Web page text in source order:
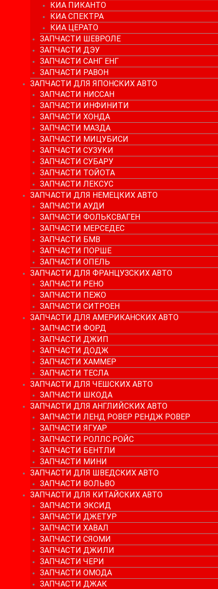
КИА ПИКАНТО
КИА СПЕКТРА
КИА ЦЕРАТО
ЗАПЧАСТИ ШЕВРОЛЕ
ЗАПЧАСТИ ДЭУ
ЗАПЧАСТИ САНГ ЕНГ
ЗАПЧАСТИ РАВОН
ЗАПЧАСТИ ДЛЯ ЯПОНСКИХ АВТО
ЗАПЧАСТИ НИССАН
ЗАПЧАСТИ ИНФИНИТИ
ЗАПЧАСТИ ХОНДА
ЗАПЧАСТИ МАЗДА
ЗАПЧАСТИ МИЦУБИСИ
ЗАПЧАСТИ СУЗУКИ
ЗАПЧАСТИ СУБАРУ
ЗАПЧАСТИ ТОЙОТА
ЗАПЧАСТИ ЛЕКСУС
ЗАПЧАСТИ ДЛЯ НЕМЕЦКИХ АВТО
ЗАПЧАСТИ АУДИ
ЗАПЧАСТИ ФОЛЬКСВАГЕН
ЗАПЧАСТИ МЕРСЕДЕС
ЗАПЧАСТИ БМВ
ЗАПЧАСТИ ПОРШЕ
ЗАПЧАСТИ ОПЕЛЬ
ЗАПЧАСТИ ДЛЯ ФРАНЦУЗСКИХ АВТО
ЗАПЧАСТИ РЕНО
ЗАПЧАСТИ ПЕЖО
ЗАПЧАСТИ СИТРОЕН
ЗАПЧАСТИ ДЛЯ АМЕРИКАНСКИХ АВТО
ЗАПЧАСТИ ФОРД
ЗАПЧАСТИ ДЖИП
ЗАПЧАСТИ ДОДЖ
ЗАПЧАСТИ ХАММЕР
ЗАПЧАСТИ ТЕСЛА
ЗАПЧАСТИ ДЛЯ ЧЕШСКИХ АВТО
ЗАПЧАСТИ ШКОДА
ЗАПЧАСТИ ДЛЯ АНГЛИЙСКИХ АВТО
ЗАПЧАСТИ ЛЕНД РОВЕР РЕНДЖ РОВЕР
ЗАПЧАСТИ ЯГУАР
ЗАПЧАСТИ РОЛЛС РОЙС
ЗАПЧАСТИ БЕНТЛИ
ЗАПЧАСТИ МИНИ
ЗАПЧАСТИ ДЛЯ ШВЕДСКИХ АВТО
ЗАПЧАСТИ ВОЛЬВО
ЗАПЧАСТИ ДЛЯ КИТАЙСКИХ АВТО
ЗАПЧАСТИ ЭКСИД
ЗАПЧАСТИ ДЖЕТУР
ЗАПЧАСТИ ХАВАЛ
ЗАПЧАСТИ СЯОМИ
ЗАПЧАСТИ ДЖИЛИ
ЗАПЧАСТИ ЧЕРИ
ЗАПЧАСТИ ОМОДА
ЗАПЧАСТИ ДЖАК